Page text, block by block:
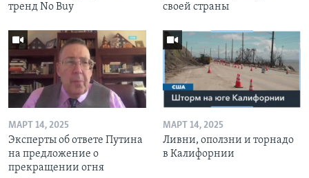
тренд No Buy
своей страны
МАРТ 14, 2025
Эксперты об ответе Путина
на предложение о
прекращении огня
МАРТ 14, 2025
Ливни, оползни и торнадо
в Калифорнии